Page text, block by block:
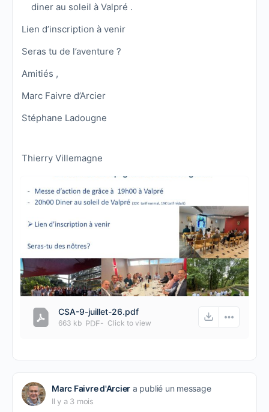
diner au soleil à Valpré .
Lien d’inscription à venir
Seras tu de l’aventure ?
Amitiés ,
Marc Faivre d’Arcier
Stéphane Ladougne
Thierry Villemagne
CSA-9-juillet-26.pdf
663 kb PDF- Click to view
Marc Faivre d'Arcier a publié un message
Il y a 3 mois